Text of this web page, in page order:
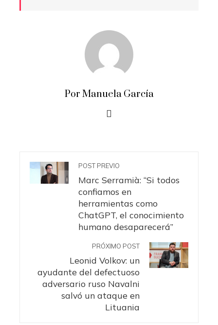
Por Manuela García
POST PREVIO
Marc Serramià: “Si todos
confiamos en
herramientas como
ChatGPT, el conocimiento
humano desaparecerá”
PRÓXIMO POST
Leonid Volkov: un
ayudante del defectuoso
adversario ruso Navalni
salvó un ataque en
Lituania